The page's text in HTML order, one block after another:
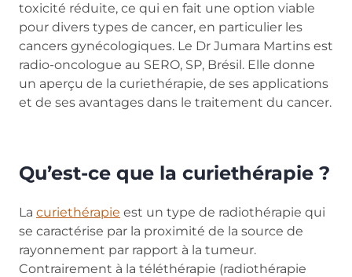
toxicité réduite, ce qui en fait une option viable
pour divers types de cancer, en particulier les
cancers gynécologiques. Le Dr Jumara Martins est
radio-oncologue au SERO, SP, Brésil. Elle donne
un aperçu de la curiethérapie, de ses applications
et de ses avantages dans le traitement du cancer.
Qu’est-ce que la curiethérapie ?
La curiethérapie est un type de radiothérapie qui
se caractérise par la proximité de la source de
rayonnement par rapport à la tumeur.
Contrairement à la téléthérapie (radiothérapie